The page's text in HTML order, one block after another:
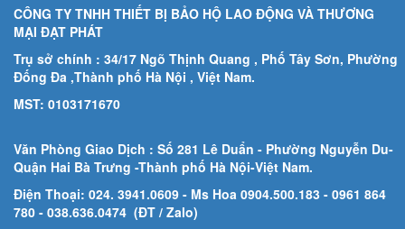
CÔNG TY TNHH THIẾT BỊ BẢO HỘ LAO ĐỘNG VÀ THƯƠNG
MẠI ĐẠT PHÁT
Trụ sở chính : 34/17 Ngõ Thịnh Quang , Phố Tây Sơn, Phường
Đống Đa ,Thành phố Hà Nội , Việt Nam.
MST: 0103171670
Văn Phòng Giao Dịch : Số 281 Lê Duẩn - Phường Nguyễn Du-
Quận Hai Bà Trưng -Thành phố Hà Nội-Việt Nam.
Điện Thoại: 024. 3941.0609 - Ms Hoa 0904.500.183 - 0961 864
780 - 038.636.0474 (ĐT / Zalo)